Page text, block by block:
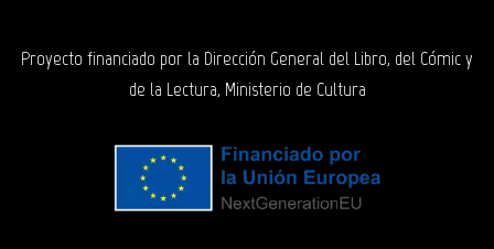
Proyecto financiado por la Dirección General del Libro, del Cómic y
de la Lectura, Ministerio de Cultura